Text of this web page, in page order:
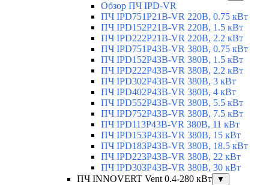
Обзор ПЧ IPD-VR
ПЧ IPD751P21B-VR 220В, 0.75 кВт
ПЧ IPD152P21B-VR 220В, 1.5 кВт
ПЧ IPD222P21B-VR 220В, 2.2 кВт
ПЧ IPD751P43B-VR 380В, 0.75 кВт
ПЧ IPD152P43B-VR 380В, 1.5 кВт
ПЧ IPD222P43B-VR 380В, 2.2 кВт
ПЧ IPD302P43B-VR 380В, 3 кВт
ПЧ IPD402P43B-VR 380В, 4 кВт
ПЧ IPD552P43B-VR 380В, 5.5 кВт
ПЧ IPD752P43B-VR 380В, 7.5 кВт
ПЧ IPD113P43B-VR 380В, 11 кВт
ПЧ IPD153P43B-VR 380В, 15 кВт
ПЧ IPD183P43B-VR 380В, 18.5 кВт
ПЧ IPD223P43B-VR 380В, 22 кВт
ПЧ IPD303P43B-VR 380В, 30 кВт
ПЧ INNOVERT Vent 0.4-280 кВт
▼